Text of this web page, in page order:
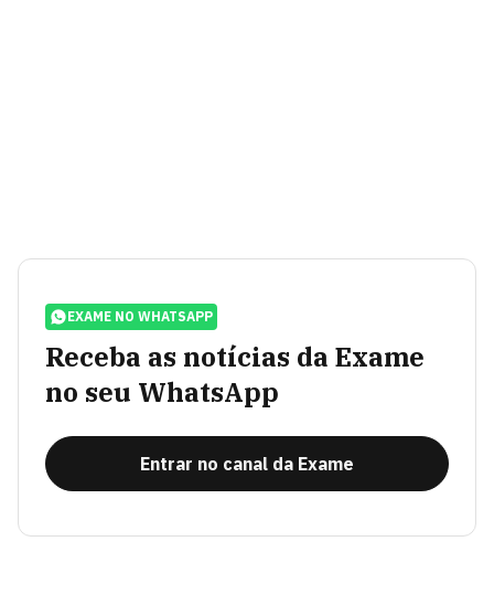
EXAME NO WHATSAPP
Receba as notícias da Exame
no seu WhatsApp
Entrar no canal da Exame